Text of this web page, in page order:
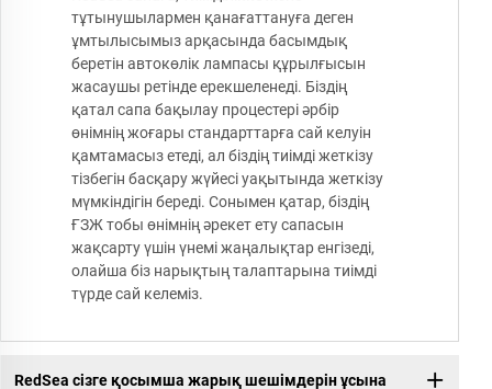
тұтынушылармен қанағаттануға деген
ұмтылысымыз арқасында басымдық
беретін автокөлік лампасы құрылғысын
жасаушы ретінде ерекшеленеді. Біздің
қатал сапа бақылау процестері әрбір
өнімнің жоғары стандарттарға сай келуін
қамтамасыз етеді, ал біздің тиімді жеткізу
тізбегін басқару жүйесі уақытында жеткізу
мүмкіндігін береді. Сонымен қатар, біздің
ҒЗЖ тобы өнімнің әрекет ету сапасын
жақсарту үшін үнемі жаңалықтар енгізеді,
олайша біз нарықтың талаптарына тиімді
түрде сай келеміз.
RedSea сізге қосымша жарық шешімдерін ұсына